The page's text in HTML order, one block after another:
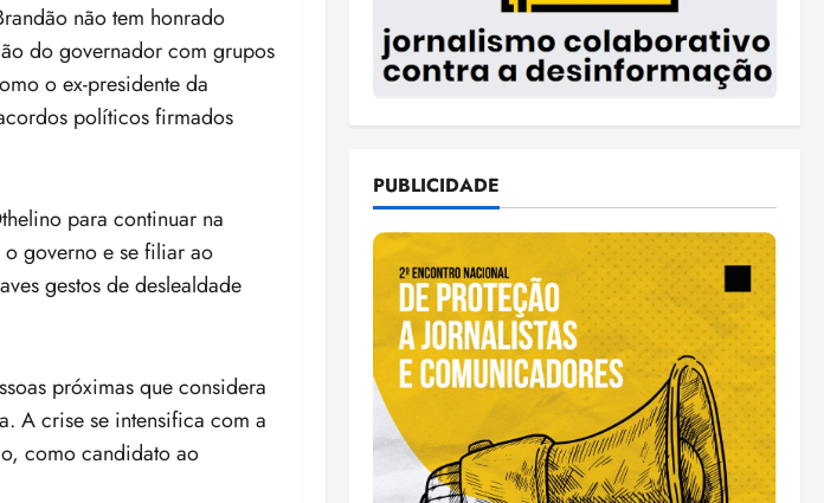
não tem honrado
do governador com grupos
o ex-presidente da
políticos firmados
para continuar na
governo e se filiar ao
gestos de deslealdade
próximas que considera
A crise se intensifica com a
como candidato ao
PUBLICIDADE